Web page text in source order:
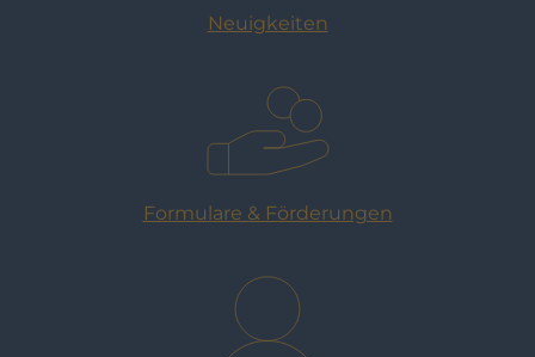
Neuigkeiten
Formulare & Förderungen